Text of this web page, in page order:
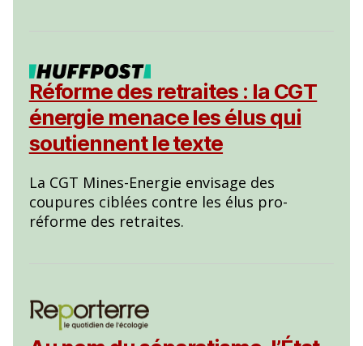
Réforme des retraites : la CGT
énergie menace les élus qui
soutiennent le texte
La CGT Mines-Energie envisage des
coupures ciblées contre les élus pro-
réforme des retraites.